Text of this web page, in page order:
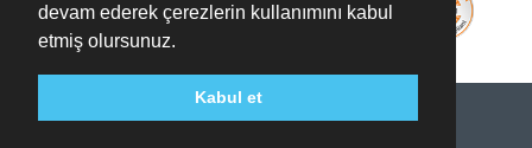
devam ederek çerezlerin kullanımını kabul
etmiş olursunuz.
Kabul et